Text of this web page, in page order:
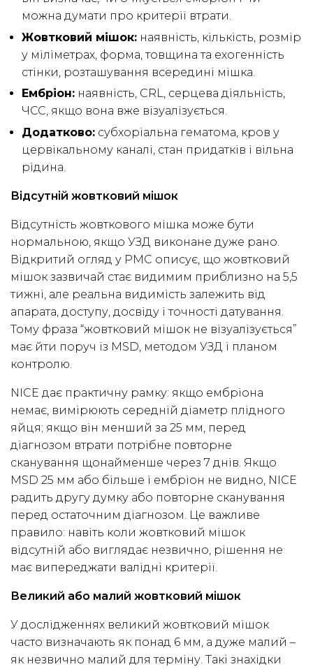
можна думати про критерії втрати.
Жовтковий мішок: наявність, кількість, розмір
у міліметрах, форма, товщина та ехогенність
стінки, розташування всередині мішка.
Ембріон: наявність, CRL, серцева діяльність,
ЧСС, якщо вона вже візуалізується.
Додатково: субхоріальна гематома, кров у
цервікальному каналі, стан придатків і вільна
рідина.
Відсутній жовтковий мішок
Відсутність жовткового мішка може бути
нормальною, якщо УЗД виконане дуже рано.
Відкритий огляд у PMC описує, що жовтковий
мішок зазвичай стає видимим приблизно на 5,5
тижні, але реальна видимість залежить від
апарата, доступу, досвіду і точності датування.
Тому фраза “жовтковий мішок не візуалізується”
має йти поруч із MSD, методом УЗД і планом
контролю.
NICE дає практичну рамку: якщо ембріона
немає, вимірюють середній діаметр плідного
яйця; якщо він менший за 25 мм, перед
діагнозом втрати потрібне повторне
сканування щонайменше через 7 днів. Якщо
MSD 25 мм або більше і ембріон не видно, NICE
радить другу думку або повторне сканування
перед остаточним діагнозом. Це важливе
правило: навіть коли жовтковий мішок
відсутній або виглядає незвично, рішення не
має випереджати валідні критерії.
Великий або малий жовтковий мішок
У дослідженнях великий жовтковий мішок
часто визначають як понад 6 мм, а дуже малий –
як незвично малий для терміну. Такі знахідки